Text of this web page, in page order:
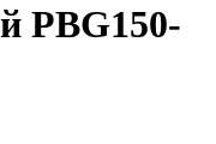
PBG150-